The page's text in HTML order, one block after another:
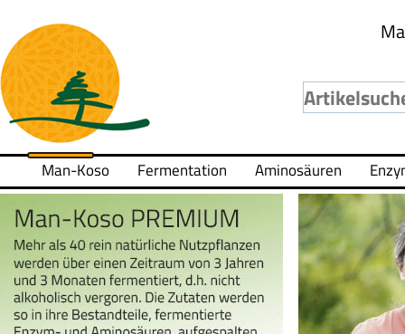
Man-Koso Fermentation Aminosäuren